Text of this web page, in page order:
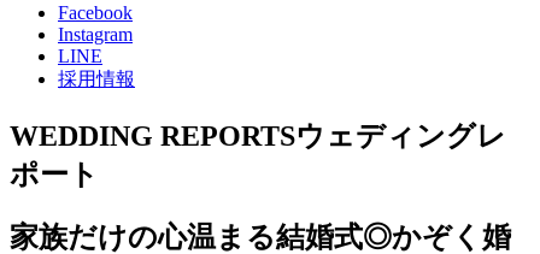
Facebook
Instagram
LINE
採用情報
WEDDING REPORTSウェディングレ
ポート
家族だけの心温まる結婚式◎かぞく婚